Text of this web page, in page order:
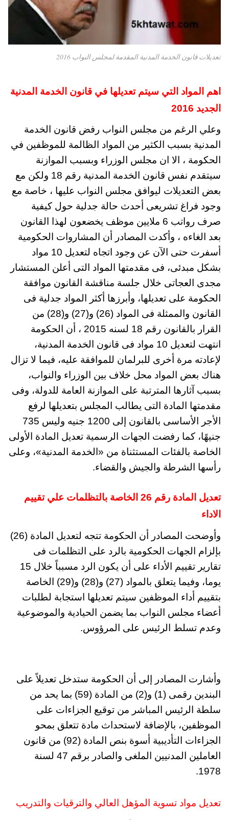
تعديلات قانون الخدمة المدنية المقدمة لمجلس النواب 2016
اهم المواد التي سيتم تعديلها في قانون الخدمة المدنية
الجديد 2016
وعلي الرغم من مجلس النواب رفض قانون الخدمة
المدنية بسبب الكثير من المواد الظالمة للموظفين في
الحكومة ، الا ان مجلس الوزراء وبسبب الموازنة
سيتقدم نفس قانون الخدمة المدنية رقم 18 ولكن مع
بعض التعديلات ليوافق مجلس النواب عليها ، خاصة مع
وجود فراغ تشريعى أحدث حالة جدلية حول كيفية
صرف رواتب 6 ملايين موظف يخضعون لهذا القانون
بعد الغاءه ، وأكدت المصادر أن المشاروات الحكومية
أسفرت حتى الآن عن وجود اتجاه لتعديل 10 مواد
بشكل مبدئى، فى مقدمتها المواد التى أعلن المستشار
مجدى العجاتى خلال جلسة مناقشة القانون موافقة
الحكومة على تعديلها، وأبرزها أكثر المواد جدلية فى
القانون والممثلة فى المواد (26) و(27) و(28) من
القرار بالقانون رقم 18 لسنه 2015 ، أن الحكومة
انتهت لتعديل 10 مواد فى قانون الخدمة المدنية،
لإعادته مرة أخرى للبرلمان للموافقة عليه، فيما لا تزال
هناك بعض المواد محل خلاف بين الوزراء والنواب،
بسبب آثارها المترتبة على الموازنة العامة للدولة، وفى
مقدمتها المادة التى يطالب المجلس بتعديلها لرفع
الأجر الأساسى بالقانون إلى 1200 جنيه وليس 735
جنيهًا، كما رفضت الجهات الرسمية تعديل المادة الأولى
الخاصة بالفئات المستثناة من «الخدمة المدنية»، وعلى
رأسها الشرطة والجيش والقضاء.
تعديل المادة رقم 26 الخاصة بالتظلمات علي تقييم
الاداء
وأوضحت المصادر أن الحكومة تتجه لتعديل المادة (26)
بإلزام الجهات الحكومية بالرد على التظلمات فى
تقارير تقييم الأداء على أن يكون الرد مسبباً خلال 15
يوما، وفيما يتعلق بالمواد (27) و(28) و(29) الخاصة
بتقييم أداء الموظفين سيتم تعديلها استجابة لطلبات
أعضاء مجلس النواب بما يضمن الحيادية والموضوعية
وعدم تسلط الرئيس على المرؤوس.
وأشارت المصادر إلى أن الحكومة ستدخل تعديلاً على
البندين رقمى (1) و(2) من المادة (59) بما يحد من
سلطة الرئيس المباشر من توقيع الجزاءات على
الموظفين، بالإضافة لاستحداث مادة تتعلق بمحو
الجزاءات التأديبية أسوة بنص المادة (92) من قانون
العاملين المدنيين الملغى والصادر برقم 47 لسنة
1978.
تعديل مواد تسوية المؤهل العالي والترقيات والتدريب